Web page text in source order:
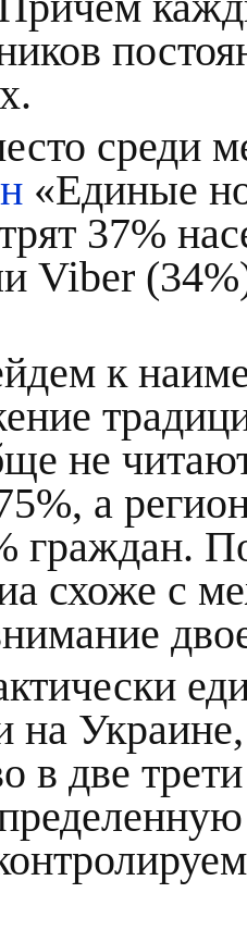
среди
«Единые
37%
Viber
к
не
а
граждан.
схоже с
в две